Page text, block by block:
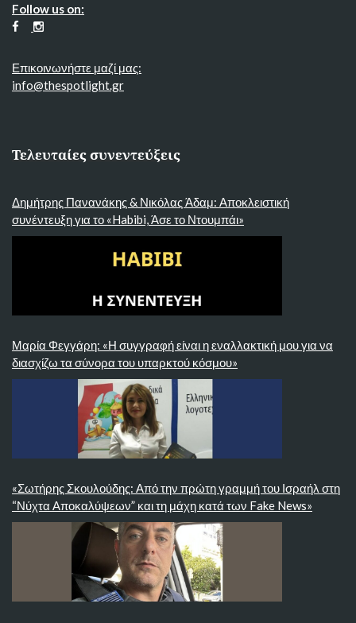
Follow us on:
Επικοινωνήστε μαζί μας:
info@thespotlight.gr
Τελευταίες συνεντεύξεις
Δημήτρης Πανανάκης & Νικόλας Άδαμ: Αποκλειστική
συνέντευξη για το «Habibi, Άσε το Ντουμπάι»
Μαρία Φεγγάρη: «Η συγγραφή είναι η εναλλακτική μου για να
διασχίζω τα σύνορα του υπαρκτού κόσμου»
«Σωτήρης Σκουλούδης: Από την πρώτη γραμμή του Ισραήλ στη
“Νύχτα Αποκαλύψεων” και τη μάχη κατά των Fake News»